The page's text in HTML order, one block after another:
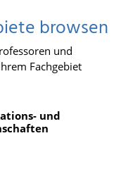
browsen
und
Fachgebiet
und